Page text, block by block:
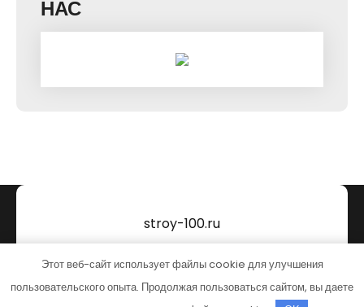
НАС
stroy-100.ru
Тема от Grace Themes
Этот веб-сайт использует файлы cookie для улучшения
пользовательского опыта. Продолжая пользоваться сайтом, вы даете